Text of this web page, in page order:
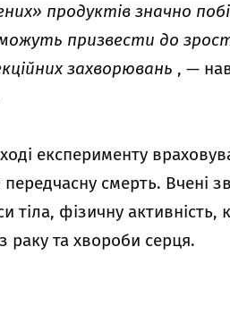
продуктів значно
призвести до
захворювань , —
експерименту
смерть. Вчені
тіла, фізичну
раку та хвороби серця.